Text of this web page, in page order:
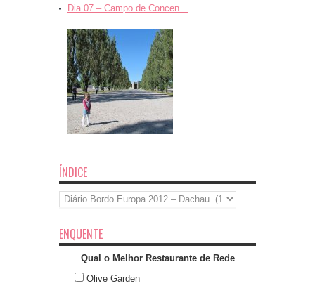
Dia 07 – Campo de Concen...
ÍNDICE
Índice
ENQUENTE
Qual o Melhor Restaurante de Rede
Olive Garden